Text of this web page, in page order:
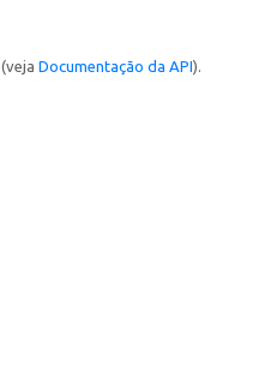
(veja Documentação da API).